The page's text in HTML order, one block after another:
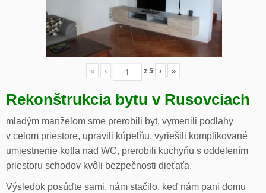
« ‹ z5 › »
Rekonštrukcia bytu v Rusovciach
mladým manželom sme prerobili byt, vymenili podlahy
v celom priestore, upravili kúpelňu, vyriešili komplikované
umiestnenie kotla nad WC, prerobili kuchyňu s oddelením
priestoru schodov kvôli bezpečnosti dieťaťa.
Výsledok posúďte sami, nám stačilo, keď nám pani domu